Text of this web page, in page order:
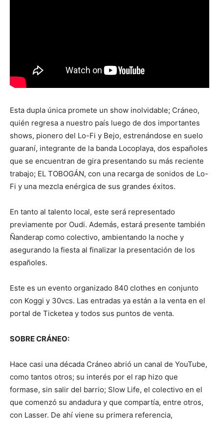
Esta dupla única promete un show inolvidable; Cráneo,
quién regresa a nuestro país luego de dos importantes
shows, pionero del Lo-Fi y Bejo, estrenándose en suelo
guaraní, integrante de la banda Locoplaya, dos españoles
que se encuentran de gira presentando su más reciente
trabajo; EL TOBOGÁN, con una recarga de sonidos de Lo-
Fi y una mezcla enérgica de sus grandes éxitos.
En tanto al talento local, este será representado
previamente por Oudi. Además, estará presente también
Ñanderap como colectivo, ambientando la noche y
asegurando la fiesta al finalizar la presentación de los
españoles.
Este es un evento organizado 840 clothes en conjunto
con Koggi y 30vcs. Las entradas ya están a la venta en el
portal de Ticketea y todos sus puntos de venta.
SOBRE CRÁNEO:
Hace casi una década Cráneo abrió un canal de YouTube,
como tantos otros; su interés por el rap hizo que
formase, sin salir del barrio; Slow Life, el colectivo en el
que comenzó su andadura y que compartía, entre otros,
con Lasser. De ahí viene su primera referencia,